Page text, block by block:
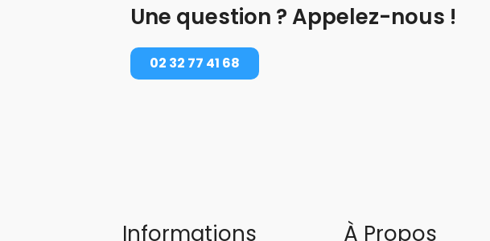
Une question ? Appelez-nous !
02 32 77 41 68
Informations À Propos